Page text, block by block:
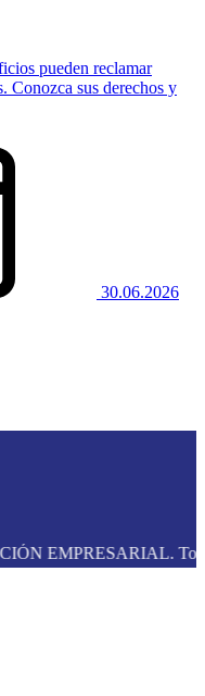
pueden reclamar
Conozca sus derechos y
30.06.2026
Todos